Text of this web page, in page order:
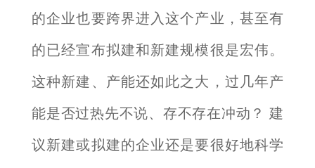
的企业也要跨界进入这个产业，甚至有
的已经宣布拟建和新建规模很是宏伟。
这种新建、产能还如此之大，过几年产
能是否过热先不说、存不存在冲动？ 建
议新建或拟建的企业还是要很好地科学